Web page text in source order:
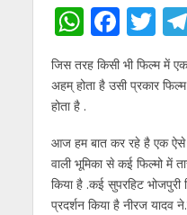
W
h
at
s
A
p
p
F
ac
e
o
o
k
T
w
itt
जिस तरह किसी भी फिल्म में
अहम् होता है उसी प्रकार
होता है .
आज हम बात कर रहे है एक ऐसे
वाली भूमिका से कई फिल्मो में
किया है .कई सुपरहिट
प्रदर्शन किया है नीरज यादव